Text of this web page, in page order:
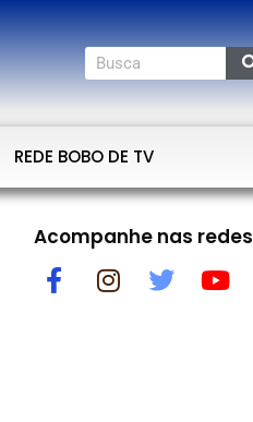
REDE BOBO DE TV
Acompanhe nas redes